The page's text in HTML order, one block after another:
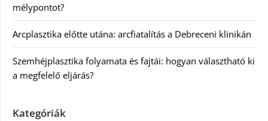
mélypontot?
Arcplasztika előtte utána: arcfiatalítás a Debreceni klinikán
Szemhéjplasztika folyamata és fajtái: hogyan választható ki
a megfelelő eljárás?
Kategóriák